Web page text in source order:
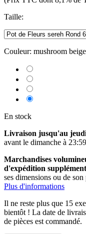
Taille:
Couleur: mushroom beige
En stock
Livraison jusqu'au
avant le dimanche à 23:59
Marchandises
d'expédition
ses dimensions ou de son
Plus d'informations
Il ne reste plus que 15
bientôt ! La date de
de pièces est commandé.